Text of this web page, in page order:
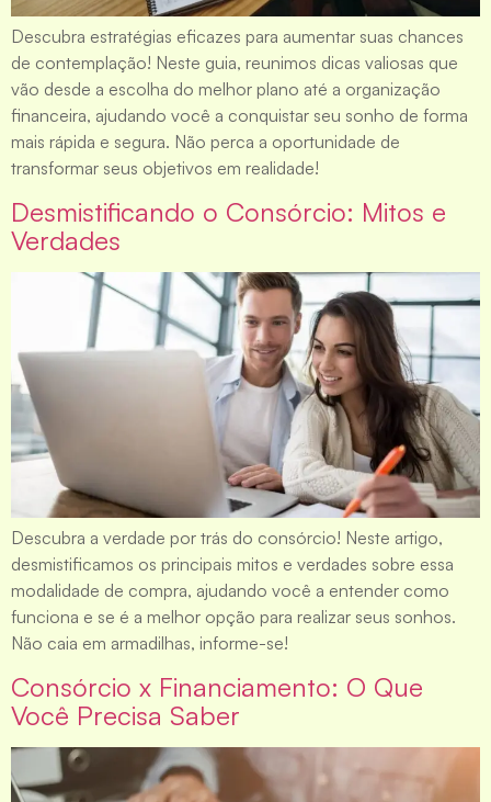
Descubra estratégias eficazes para aumentar suas chances
de contemplação! Neste guia, reunimos dicas valiosas que
vão desde a escolha do melhor plano até a organização
financeira, ajudando você a conquistar seu sonho de forma
mais rápida e segura. Não perca a oportunidade de
transformar seus objetivos em realidade!
Desmistificando o Consórcio: Mitos e
Verdades
Descubra a verdade por trás do consórcio! Neste artigo,
desmistificamos os principais mitos e verdades sobre essa
modalidade de compra, ajudando você a entender como
funciona e se é a melhor opção para realizar seus sonhos.
Não caia em armadilhas, informe-se!
Consórcio x Financiamento: O Que
Você Precisa Saber